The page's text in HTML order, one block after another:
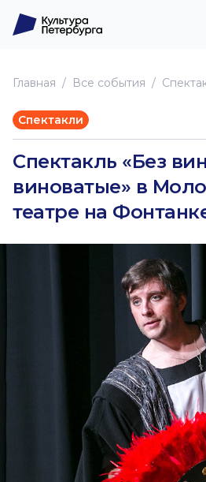
Главная Все события
Спектакли
Спектакль «Без
виноватые» в
театре на